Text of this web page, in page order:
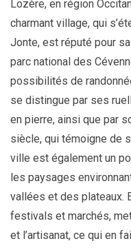
Lozère, en région
charmant village, qui
Jonte, est réputé pour
parc national des
possibilités de
se distingue par ses
en pierre, ainsi que par
siècle, qui témoigne de
ville est également un
les paysages
vallées et des plateaux.
festivals et marchés,
et l’artisanat, ce qui en